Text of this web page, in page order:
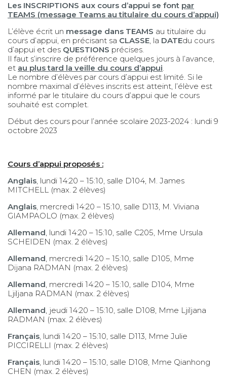
Les INSCRIPTIONS aux cours d’appui se font par
TEAMS (message Teams au titulaire du cours d’appui)
L’élève écrit un message dans TEAMS au titulaire du
cours d’appui, en précisant sa CLASSE, la DATEdu cours
d’appui et des QUESTIONS précises.
Il faut s’inscrire de préférence quelques jours à l’avance,
et au plus tard la veille du cours d’appui.
Le nombre d’élèves par cours d’appui est limité. Si le
nombre maximal d’élèves inscrits est atteint, l’élève est
informé par le titulaire du cours d’appui que le cours
souhaité est complet.
Début des cours pour l’année scolaire 2023-2024 : lundi 9
octobre 2023
Cours d’appui proposés :
Anglais, lundi 14:20 – 15:10, salle D104, M. James
MITCHELL (max. 2 élèves)
Anglais, mercredi 14:20 – 15:10, salle D113, M. Viviana
GIAMPAOLO (max. 2 élèves)
Allemand, lundi 14:20 – 15:10, salle C205, Mme Ursula
SCHEIDEN (max. 2 élèves)
Allemand, mercredi 14:20 – 15:10, salle D105, Mme
Dijana RADMAN (max. 2 élèves)
Allemand, mercredi 14:20 – 15:10, salle D104, Mme
Ljiljana RADMAN (max. 2 élèves)
Allemand, jeudi 14:20 – 15:10, salle D108, Mme Ljiljana
RADMAN (max. 2 élèves)
Français, lundi 14:20 – 15:10, salle D113, Mme Julie
PICCIRELLI (max. 2 élèves)
Français, lundi 14:20 – 15:10, salle D108, Mme Qianhong
CHEN (max. 2 élèves)